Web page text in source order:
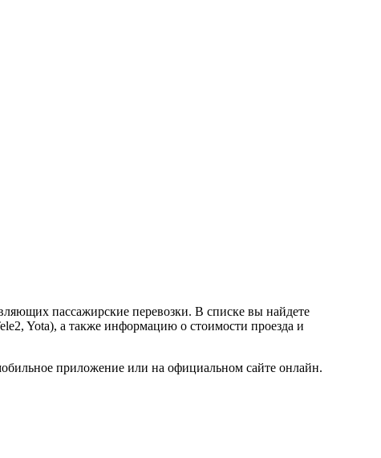
пассажирские перевозки. В списке вы найдете
Yota), а также информацию о стоимости проезда и
приложение или на официальном сайте онлайн.